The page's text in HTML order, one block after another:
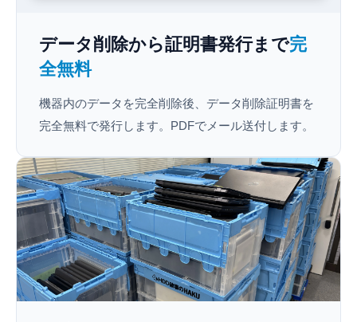
データ削除から証明書発行まで完
全無料
機器内のデータを完全削除後、データ削除証明書を
完全無料で発行します。PDFでメール送付します。